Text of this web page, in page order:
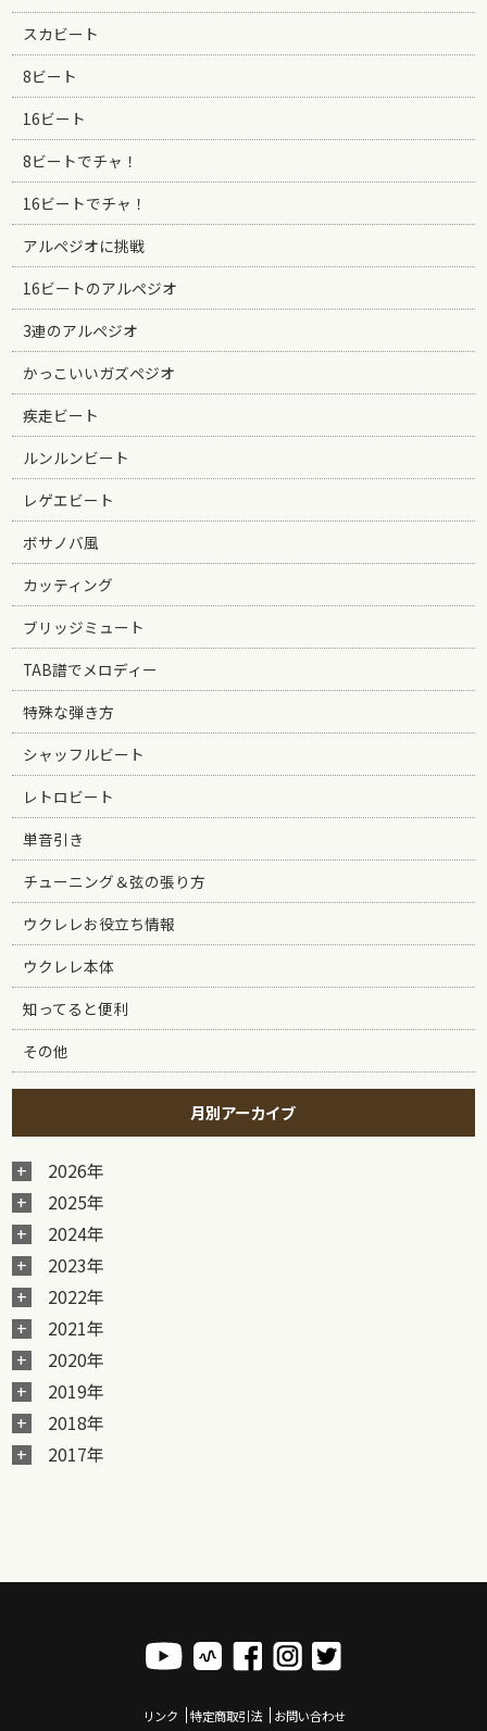
スカビート
8ビート
16ビート
8ビートでチャ！
16ビートでチャ！
アルペジオに挑戦
16ビートのアルペジオ
3連のアルペジオ
かっこいいガズペジオ
疾走ビート
ルンルンビート
レゲエビート
ボサノバ風
カッティング
ブリッジミュート
TAB譜でメロディー
特殊な弾き方
シャッフルビート
レトロビート
単音引き
チューニング＆弦の張り方
ウクレレお役立ち情報
ウクレレ本体
知ってると便利
その他
月別アーカイブ
2026年
2025年
2024年
2023年
2022年
2021年
2020年
2019年
2018年
2017年
リンク 特定商取引法 お問い合わせ